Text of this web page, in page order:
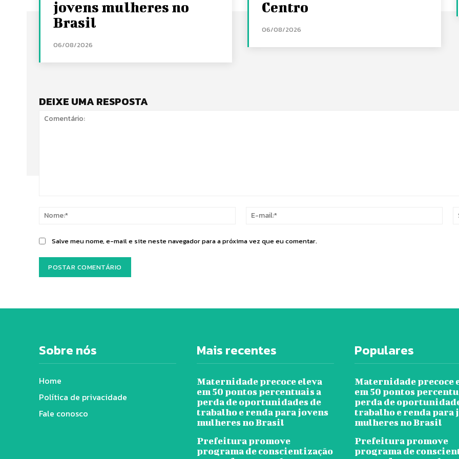
jovens mulheres no
Brasil
06/08/2026
Centro
06/08/2026
DEIXE UMA RESPOSTA
Nome:*
Salve meu nome, e-mail e site neste navegador para a próxima vez que eu comentar.
Sobre nós
Home
Política de privacidade
Fale conosco
Mais recentes
Maternidade precoce eleva
em 50 pontos percentuais a
perda de oportunidades de
trabalho e renda para jovens
mulheres no Brasil
Prefeitura promove
programa de conscientização
Populares
Maternidade precoce
em 50 pontos
perda de
trabalho e renda para
mulheres no Brasil
Prefeitura promove
programa de